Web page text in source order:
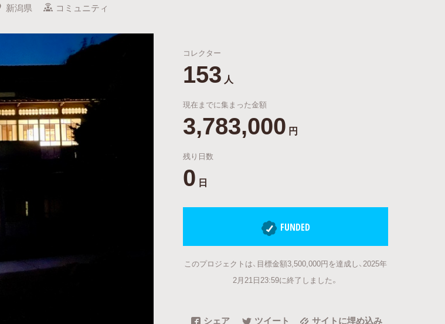
Feature
キュレーターから探す 特集から探す
ェクト 調達額が大きいプロジェクト
新潟県 コミュニティ
コレクター
153 人
現在までに集まった金額
3,783,000 円
残り日数
0 日
FUNDED
このプロジェクトは、目標金額3,500,000円を達成し、2025年
2月21日23:59に終了しました。
シェア ツイート サイトに埋め込み